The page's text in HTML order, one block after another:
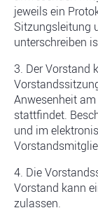
jeweils ein
Sitzungsleitung
unterschreiben
3. Der Vorstand
Anwesenheit
stattfindet.
und im
4. Die
Vorstand kann
zulassen.